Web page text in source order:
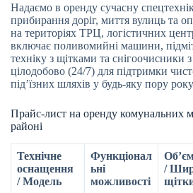
Надаємо в оренду сучасну
прибирання доріг, миття вулиць та
на територіях ТРЦ, логістичних
включає поливомийні машини,
техніку з щітками та
цілодобово (24/7) для підтримки
під’їзних шляхів у будь-яку пору
Прайс-лист на оренду комунальних
районі
Технічне
оснащення
/ Модель
Функціонал
ьні
можливості
/